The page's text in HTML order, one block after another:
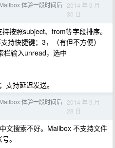
体验一段时间后 2014 年 9 月
30 日
按照subject、from等字段排序。
持快捷键；3，（有但不方便）
栏输入unread，选中
支持延迟发送。
体验一段时间后 2014 年 9 月
28 日
文搜索不好。Mailbox 不支持文件
。